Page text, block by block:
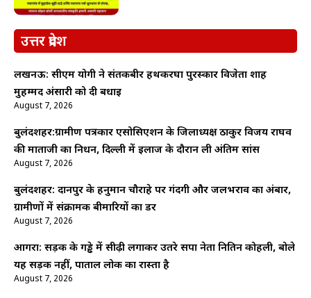
उत्तर प्रदेश
लखनऊ: सीएम योगी ने संतकबीर हथकरघा पुरस्कार विजेता शाह
मुहम्मद अंसारी को दी बधाई
August 7, 2026
बुलंदशहर:ग्रामीण पत्रकार एसोसिएशन के जिलाध्यक्ष ठाकुर विजय राघव
की माताजी का निधन, दिल्ली में इलाज के दौरान ली अंतिम सांस
August 7, 2026
बुलंदशहर: दानपुर के हनुमान चौराहे पर गंदगी और जलभराव का अंबार,
ग्रामीणों में संक्रामक बीमारियों का डर
August 7, 2026
आगरा: सड़क के गड्ढे में सीढ़ी लगाकर उतरे सपा नेता नितिन कोहली, बोले
यह सड़क नहीं, पाताल लोक का रास्ता है
August 7, 2026